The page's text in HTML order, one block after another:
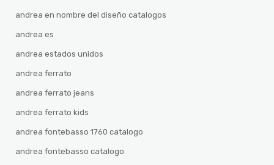
andrea en nombre del diseño catalogos
andrea es
andrea estados unidos
andrea ferrato
andrea ferrato jeans
andrea ferrato kids
andrea fontebasso 1760 catalogo
andrea fontebasso catalogo